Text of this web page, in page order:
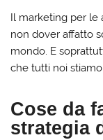
Il marketing per
non dover affatto
mondo. E
che tutti noi
Cose da
strategia